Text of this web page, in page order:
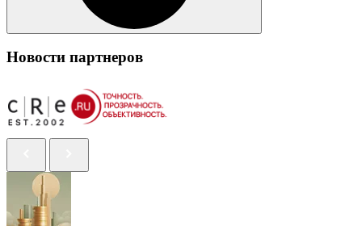
Новости партнеров